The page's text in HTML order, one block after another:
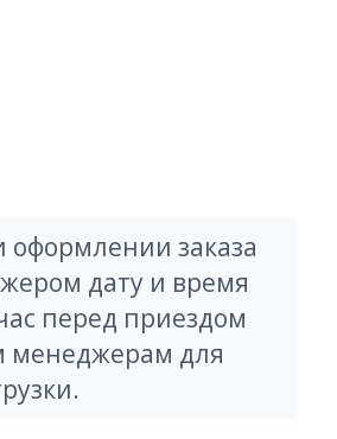
оформлении заказа
дату и время
перед приездом
менеджерам для